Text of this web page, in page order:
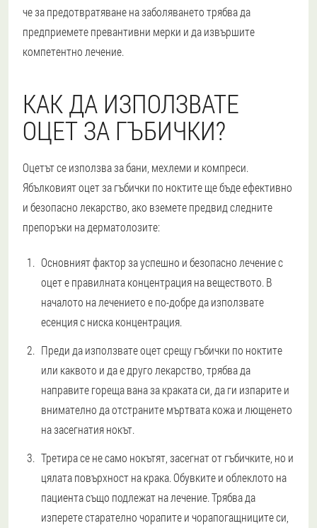
че за предотвратяване на заболяването трябва да
предприемете превантивни мерки и да извършите
компетентно лечение.
КАК ДА ИЗПОЛЗВАТЕ
ОЦЕТ ЗА ГЪБИЧКИ?
Оцетът се използва за бани, мехлеми и компреси.
Ябълковият оцет за гъбички по ноктите ще бъде ефективно
и безопасно лекарство, ако вземете предвид следните
препоръки на дерматолозите:
Основният фактор за успешно и безопасно лечение с
оцет е правилната концентрация на веществото. В
началото на лечението е по-добре да използвате
есенция с ниска концентрация.
Преди да използвате оцет срещу гъбички по ноктите
или каквото и да е друго лекарство, трябва да
направите гореща вана за краката си, да ги изпарите и
внимателно да отстраните мъртвата кожа и лющенето
на засегнатия нокът.
Третира се не само нокътят, засегнат от гъбичките, но и
цялата повърхност на крака. Обувките и облеклото на
пациента също подлежат на лечение. Трябва да
изперете старателно чорапите и чорапогащниците си,